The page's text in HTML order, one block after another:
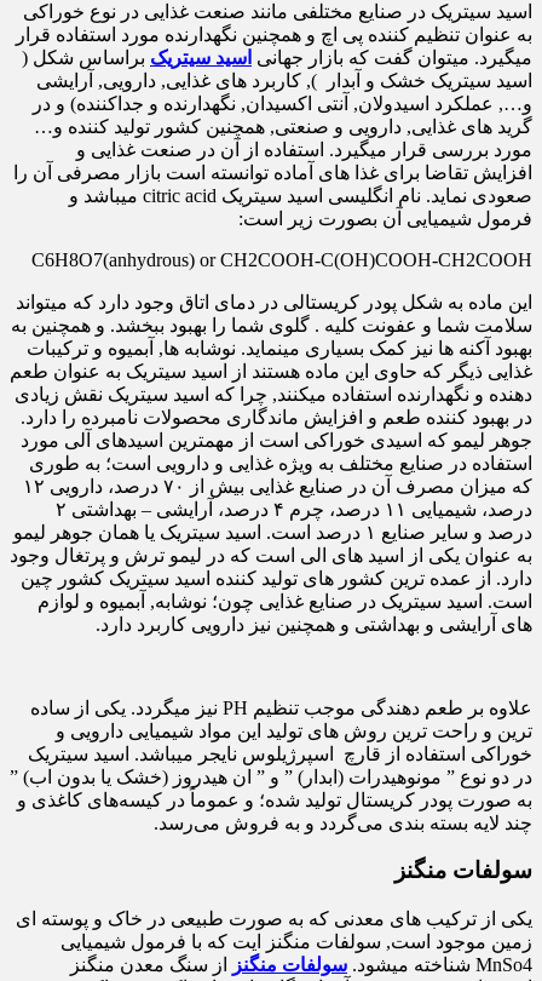
اسید سیتریک در صنایع مختلفی مانند صنعت غذایی در نوع خوراکی
به عنوان تنظیم کننده پی اچ و همچنین نگهدارنده مورد استفاده قرار
میگیرد. میتوان گفت که بازار جهانی اسید سیتریک براساس شکل (
اسید سیتریک خشک و آبدار ), کاربرد های غذایی, دارویی, آرایشی
و…, عملکرد اسیدولان, آنتی اکسیدان, نگهدارنده و جداکننده) و در
گرید های غذایی, دارویی و صنعتی, همچنین کشور تولید کننده و…
مورد بررسی قرار میگیرد. استفاده از آن در صنعت غذایی و
افزایش تقاضا برای غذا های آماده توانسته است بازار مصرفی آن را
صعودی نماید. نام انگلیسی اسید سیتریک citric acid میباشد و
فرمول شیمیایی آن بصورت زیر است:
C6H8O7(anhydrous) or CH2COOH-C(OH)COOH-CH2COOH
این ماده به شکل پودر کریستالی در دمای اتاق وجود دارد که میتواند
سلامت شما و عفونت کلیه . گلوی شما را بهبود ببخشد. و همچنین به
بهبود آکنه ها نیز کمک بسیاری مینماید. نوشابه ها, آبمیوه و ترکیبات
غذایی ذیگر که حاوی این ماده هستند از اسید سیتریک به عنوان طعم
دهنده و نگهدارنده استفاده میکنند, چرا که اسید سیتریک نقش زیادی
در بهبود کننده طعم و افزایش ماندگاری محصولات نامبرده را دارد.
جوهر لیمو که اسیدی خوراکی است از مهمترین اسیدهای آلی مورد
استفاده در صنایع مختلف به ویژه غذایی و دارویی است؛ به طوری
که میزان مصرف آن در صنایع غذایی بیش از ۷۰ درصد، دارویی ۱۲
درصد، شیمیایی ۱۱ درصد، چرم ۴ درصد، آرایشی – بهداشتی ۲
درصد و سایر صنایع ۱ درصد است. اسید سیتریک یا همان جوهر لیمو
به عنوان یکی از اسید های الی است که در لیمو ترش و پرتغال وجود
دارد. از عمده ترین کشور های تولید کننده اسید سیتریک کشور چین
است. اسید سیتریک در صنایع غذایی چون؛ نوشابه, آبمیوه و لوازم
های آرایشی و بهداشتی و همچنین نیز دارویی کاربرد دارد.
علاوه بر طعم دهندگی موجب تنظیم PH نیز میگردد. یکی از ساده
ترین و راحت ترین روش های تولید این مواد شیمیایی دارویی و
خوراکی استفاده از قارچ اسپرژیلوس نایجر میباشد. اسید سیتریک
در دو نوع ” مونوهیدرات (ابدار) ” و ” ان هیدروز (خشک یا بدون اب) ”
به صورت پودر کریستال تولید شده؛ و عموماً در کیسه‌های کاغذی و
چند لایه بسته بندی می‌گردد و به فروش می‌رسد.
سولفات منگنز
یکی از ترکیب های معدنی که به صورت طبیعی در خاک و پوسته ای
زمین موجود است, سولفات منگنز ایت که با فرمول شیمیایی
MnSo4 شناخته میشود.
سولفات منگنز
از سنگ معدن منگنز